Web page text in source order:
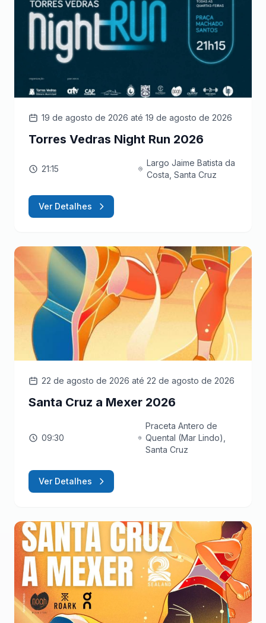
19 de agosto de 2026 até 19 de agosto de 2026
Torres Vedras Night Run 2026
21:15
Largo Jaime Batista da
Costa, Santa Cruz
Ver Detalhes
22 de agosto de 2026 até 22 de agosto de 2026
Santa Cruz a Mexer 2026
09:30
Praceta Antero de
Quental (Mar Lindo),
Santa Cruz
Ver Detalhes